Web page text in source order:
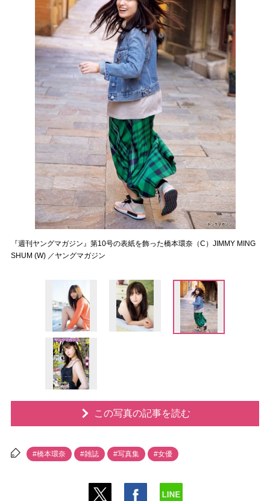
『週刊ヤングマガジン』第10号の表紙を飾った橋本環奈（C）JIMMY MING
SHUM (W) ／ヤングマガジン
この写真の記事を読む
#橋本環奈 #雑誌 #写真集 #女優